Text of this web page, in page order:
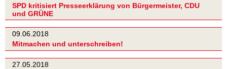
SPD kritisiert Presseerklärung von Bürgermeister, CDU
und GRÜNE
09.06.2018
Mitmachen und unterschreiben!
27.05.2018